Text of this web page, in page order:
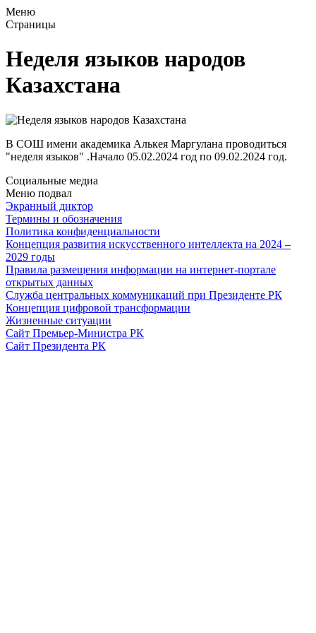
Меню
Страницы
Неделя языков народов
Казахстана
В СОШ имени академика Алькея Маргулана проводиться
"неделя языков" .Начало 05.02.2024 год по 09.02.2024 год.
Социальные медиа
Меню подвал
Экранный диктор
Термины и обозначения
Политика конфиденциальности
Концепция развития искусственного интеллекта на 2024 –
2029 годы
Правила размещения информации на интернет-портале
открытых данных
Служба центральных коммуникаций при Президенте РК
Концепция цифровой трансформации
Жизненные ситуации
Сайт Премьер-Министра РК
Сайт Президента РК